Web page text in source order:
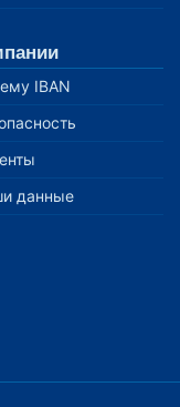
IBAN
данные